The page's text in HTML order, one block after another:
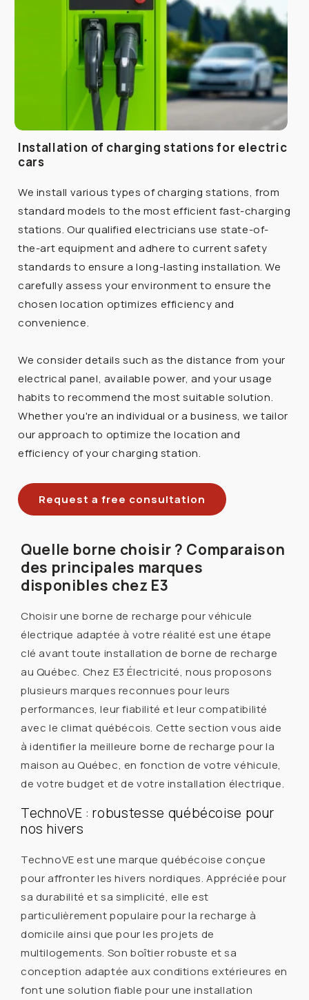
Installation of charging stations for electric
cars
We install various types of charging stations, from
standard models to the most efficient fast-charging
stations. Our qualified electricians use state-of-
the-art equipment and adhere to current safety
standards to ensure a long-lasting installation. We
carefully assess your environment to ensure the
chosen location optimizes efficiency and
convenience.
We consider details such as the distance from your
electrical panel, available power, and your usage
habits to recommend the most suitable solution.
Whether you're an individual or a business, we tailor
our approach to optimize the location and
efficiency of your charging station.
Request a free consultation
Quelle borne choisir ? Comparaison
des principales marques
disponibles chez E3
Choisir une borne de recharge pour véhicule
électrique adaptée à votre réalité est une étape
clé avant toute installation de borne de recharge
au Québec. Chez E3 Électricité, nous proposons
plusieurs marques reconnues pour leurs
performances, leur fiabilité et leur compatibilité
avec le climat québécois. Cette section vous aide
à identifier la meilleure borne de recharge pour la
maison au Québec, en fonction de votre véhicule,
de votre budget et de votre installation électrique.
TechnoVE : robustesse québécoise pour
nos hivers
TechnoVE est une marque québécoise conçue
pour affronter les hivers nordiques. Appréciée pour
sa durabilité et sa simplicité, elle est
particulièrement populaire pour la recharge à
domicile ainsi que pour les projets de
multilogements. Son boîtier robuste et sa
conception adaptée aux conditions extérieures en
font une solution fiable pour une installation